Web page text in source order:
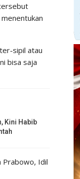
sipil atau
bisa saja
Kini Habib
Prabowo, Idil